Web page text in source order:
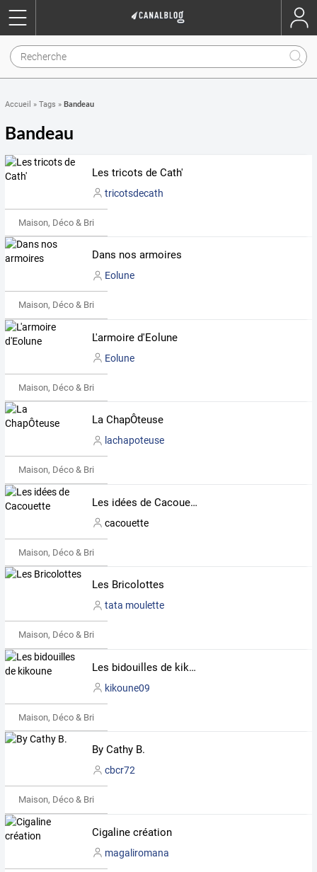
Accueil » Tags » Bandeau
Bandeau
Les tricots de Cath'
tricotsdecath
Maison, Déco & Bricolage
Dans nos armoires
Eolune
Maison, Déco & Bricolage
L'armoire d'Eolune
Eolune
Maison, Déco & Bricolage
La ChapÔteuse
lachapoteuse
Maison, Déco & Bricolage
Les idées de Cacouette
cacouette
Maison, Déco & Bricolage
Les Bricolottes
tata moulette
Maison, Déco & Bricolage
Les bidouilles de kikoune
kikoune09
Maison, Déco & Bricolage
By Cathy B.
cbcr72
Maison, Déco & Bricolage
Cigaline création
magaliromana